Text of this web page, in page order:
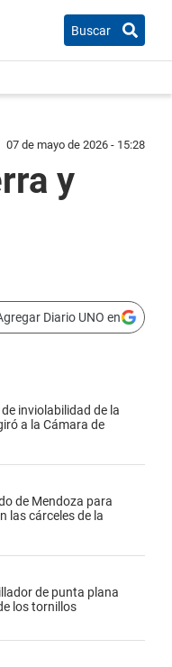
Buscar
07 de mayo de 2026 - 15:28
y
Diario UNO en
inviolabilidad de la
a la Cámara de
de Mendoza para
las cárceles de la
de punta plana
los tornillos